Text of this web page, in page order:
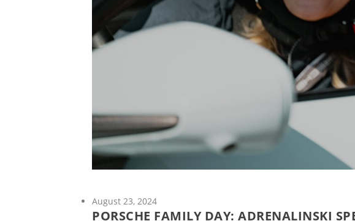
August 23, 2024
PORSCHE FAMILY DAY: ADRENALINSKI